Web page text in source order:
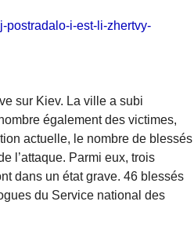
postradalo-i-est-li-zhertvy-
sur Kiev. La ville a subi
également des victimes,
actuelle, le nombre de blessés
l’attaque. Parmi eux, trois
dans un état grave. 46 blessés
du Service national des